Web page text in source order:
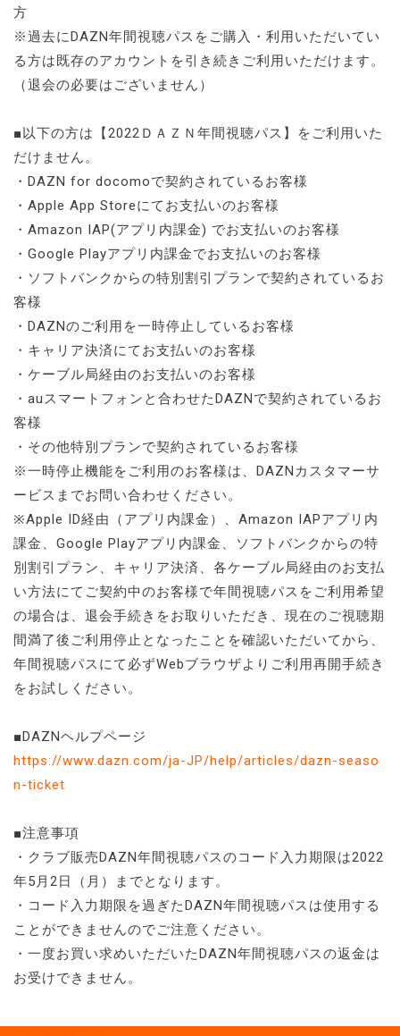
方
※過去にDAZN年間視聴パスをご購入・利用いただいてい
る方は既存のアカウントを引き続きご利用いただけます。
（退会の必要はございません）
■以下の方は【2022ＤＡＺＮ年間視聴パス】をご利用いた
だけません。
・DAZN for docomoで契約されているお客様
・Apple App Storeにてお支払いのお客様
・Amazon IAP(アプリ内課金) でお支払いのお客様
・Google Playアプリ内課金でお支払いのお客様
・ソフトバンクからの特別割引プランで契約されているお
客様
・DAZNのご利用を一時停止しているお客様
・キャリア決済にてお支払いのお客様
・ケーブル局経由のお支払いのお客様
・auスマートフォンと合わせたDAZNで契約されているお
客様
・その他特別プランで契約されているお客様
※一時停止機能をご利用のお客様は、DAZNカスタマーサ
ービスまでお問い合わせください。
※Apple ID経由（アプリ内課金）、Amazon IAPアプリ内
課金、Google Playアプリ内課金、ソフトバンクからの特
別割引プラン、キャリア決済、各ケーブル局経由のお支払
い方法にてご契約中のお客様で年間視聴パスをご利用希望
の場合は、退会手続きをお取りいただき、現在のご視聴期
間満了後ご利用停止となったことを確認いただいてから、
年間視聴パスにて必ずWebブラウザよりご利用再開手続き
をお試しください。
■DAZNヘルプページ
https://www.dazn.com/ja-JP/help/articles/dazn-seaso
n-ticket
■注意事項
・クラブ販売DAZN年間視聴パスのコード入力期限は2022
年5月2日（月）までとなります。
・コード入力期限を過ぎたDAZN年間視聴パスは使用する
ことができませんのでご注意ください。
・一度お買い求めいただいたDAZN年間視聴パスの返金は
お受けできません。